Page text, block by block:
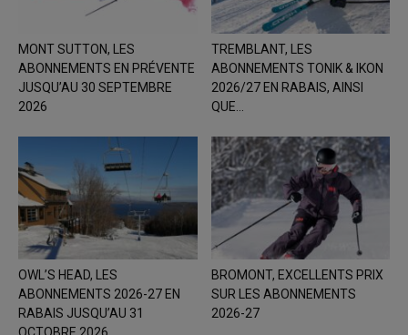
MONT SUTTON, LES
ABONNEMENTS EN PRÉVENTE
JUSQU’AU 30 SEPTEMBRE
2026
TREMBLANT, LES
ABONNEMENTS TONIK & IKON
2026/27 EN RABAIS, AINSI
QUE...
OWL’S HEAD, LES
ABONNEMENTS 2026-27 EN
RABAIS JUSQU’AU 31
BROMONT, EXCELLENTS PRIX
SUR LES ABONNEMENTS
2026-27